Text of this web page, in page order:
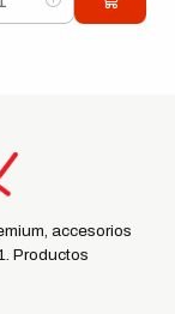
accesorios
Productos